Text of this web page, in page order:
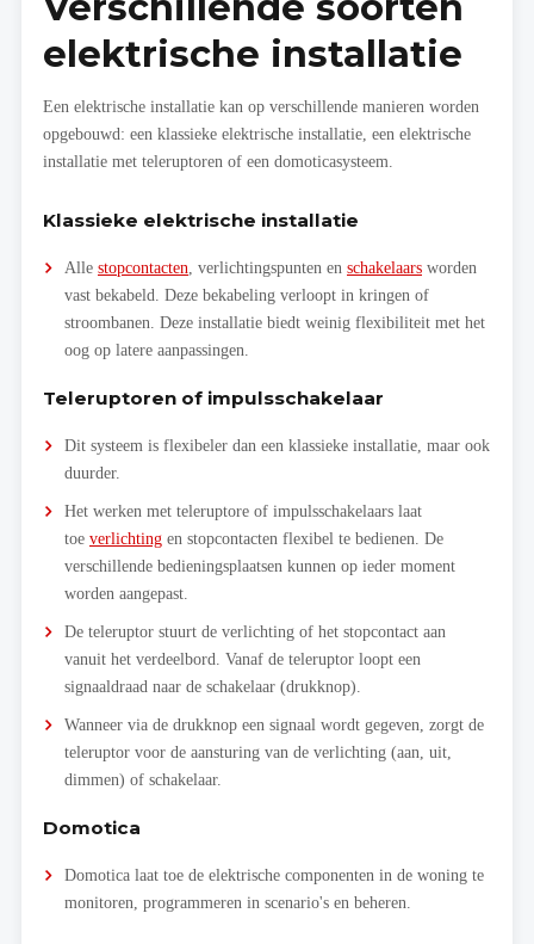
elektrische installatie
Een elektrische installatie kan op verschillende manieren worden
opgebouwd: een klassieke elektrische installatie, een elektrische
installatie met teleruptoren of een domoticasysteem.
Klassieke elektrische installatie
Alle stopcontacten, verlichtingspunten en schakelaars worden
vast bekabeld. Deze bekabeling verloopt in kringen of
stroombanen. Deze installatie biedt weinig flexibiliteit met het
oog op latere aanpassingen.
Teleruptoren of impulsschakelaar
Dit systeem is flexibeler dan een klassieke installatie, maar ook
duurder.
Het werken met teleruptore of impulsschakelaars laat
toe verlichting en stopcontacten flexibel te bedienen. De
verschillende bedieningsplaatsen kunnen op ieder moment
worden aangepast.
De teleruptor stuurt de verlichting of het stopcontact aan
vanuit het verdeelbord. Vanaf de teleruptor loopt een
signaaldraad naar de schakelaar (drukknop).
Wanneer via de drukknop een signaal wordt gegeven, zorgt de
teleruptor voor de aansturing van de verlichting (aan, uit,
dimmen) of schakelaar.
Domotica
Domotica laat toe de elektrische componenten in de woning te
monitoren, programmeren in scenario's en beheren.